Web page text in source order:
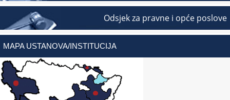
Odsjek za pravne i opće poslove
MAPA USTANOVA/INSTITUCIJA